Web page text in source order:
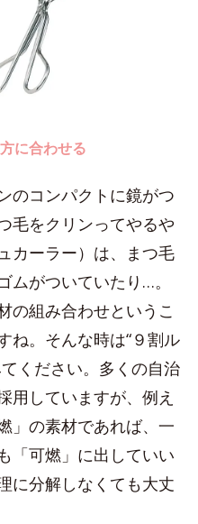
に合わせる
のコンパクトに鏡がつ
毛をクリンってやるや
カーラー）は、まつ毛
ムがついていたり…。
の組み合わせというこ
ね。そんな時は“９割ル
ください。多くの自治
用していますが、例え
」の素材であれば、一
「可燃」に出していい
に分解しなくても大丈